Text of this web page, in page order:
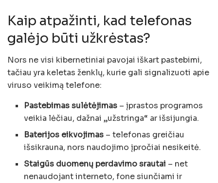
Kaip atpažinti, kad telefonas
galėjo būti užkrėstas?
Nors ne visi kibernetiniai pavojai iškart pastebimi,
tačiau yra keletas ženklų, kurie gali signalizuoti apie
viruso veikimą telefone:
Pastebimas sulėtėjimas – įprastos programos
veikia lėčiau, dažnai „užstringa“ ar išsijungia.
Baterijos eikvojimas – telefonas greičiau
išsikrauna, nors naudojimo įpročiai nesikeitė.
Staigūs duomenų perdavimo srautai – net
nenaudojant interneto, fone siunčiami ir